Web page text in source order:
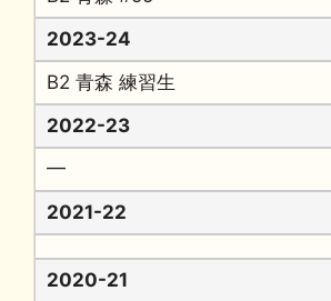
2023-24
B2 青森 練習生
2022-23
━
2021-22
2020-21